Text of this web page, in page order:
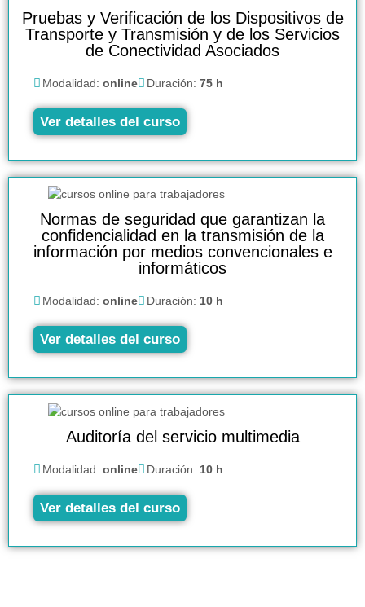
Pruebas y Verificación de los Dispositivos de
Transporte y Transmisión y de los Servicios
de Conectividad Asociados
Modalidad: online Duración: 75 h
Ver detalles del curso
Normas de seguridad que garantizan la
confidencialidad en la transmisión de la
información por medios convencionales e
informáticos
Modalidad: online Duración: 10 h
Ver detalles del curso
Auditoría del servicio multimedia
Modalidad: online Duración: 10 h
Ver detalles del curso